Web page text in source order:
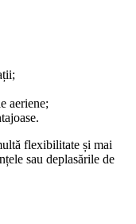
aeriene;
flexibilitate și mai
sau deplasările de